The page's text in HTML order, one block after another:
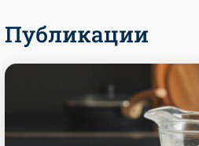
Публикации